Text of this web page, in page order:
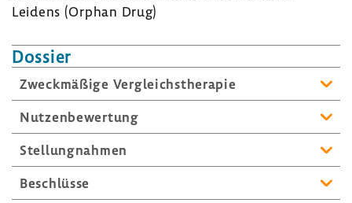
Leidens (Orphan Drug)
Dossier
Zweck­mä­ßige Vergleichs­the­rapie
Nutzen­be­wer­tung
Stel­lung­nahmen
Beschlüsse